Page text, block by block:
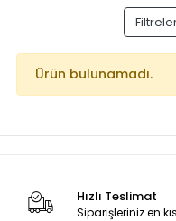
Ürün bulunamadı.
Hızlı Teslimat
Siparişleriniz en